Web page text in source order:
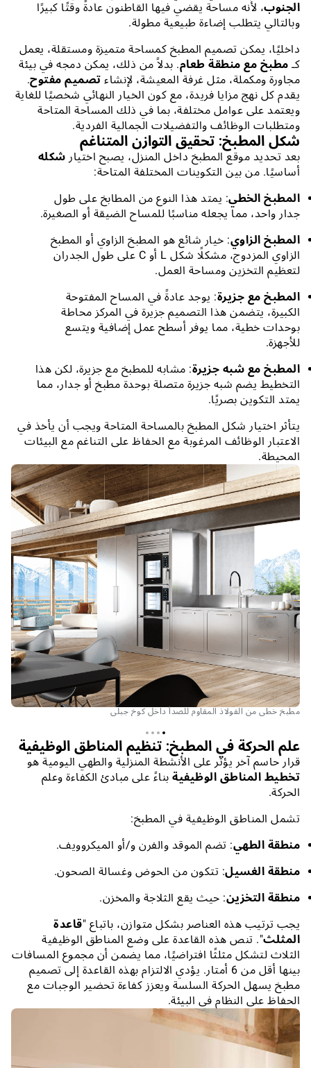
الجنوب، لأنه مساحة يقضي فيها القاطنون عادةً وقتًا كبيرًا
وبالتالي يتطلب إضاءة طبيعية مطولة.
داخليًا، يمكن تصميم المطبخ كمساحة متميزة ومستقلة، يعمل
كـ مطبخ مع منطقة طعام. بدلاً من ذلك، يمكن دمجه في بيئة
مجاورة ومكملة، مثل غرفة المعيشة، لإنشاء تصميم مفتوح.
يقدم كل نهج مزايا فريدة، مع كون الخيار النهائي شخصيًا للغاية
ويعتمد على عوامل مختلفة، بما في ذلك المساحة المتاحة
ومتطلبات الوظائف والتفضيلات الجمالية الفردية.
شكل المطبخ: تحقيق التوازن المتناغم
بعد تحديد موقع المطبخ داخل المنزل، يصبح اختيار شكله
أساسيًا. من بين التكوينات المختلفة المتاحة:
المطبخ الخطي: يمتد هذا النوع من المطابخ على طول
جدار واحد، مما يجعله مناسبًا للمساح الضيقة أو الصغيرة.
المطبخ الزاوي: خيار شائع هو المطبخ الزاوي أو المطبخ
الزاوي المزدوج، مشكلًا شكل L أو C على طول الجدران
لتعظيم التخزين ومساحة العمل.
المطبخ مع جزيرة: يوجد عادةً في المساح المفتوحة
الكبيرة، يتضمن هذا التصميم جزيرة في المركز محاطة
بوحدات خطية، مما يوفر أسطح عمل إضافية ويتسع
للأجهزة.
المطبخ مع شبه جزيرة: مشابه للمطبخ مع جزيرة، لكن هذا
التخطيط يضم شبه جزيرة متصلة بوحدة مطبخ أو جدار، مما
يمتد التكوين بصريًا.
يتأثر اختيار شكل المطبخ بالمساحة المتاحة ويجب أن يأخذ في
الاعتبار الوظائف المرغوبة مع الحفاظ على التناغم مع البيئات
المحيطة.
مطبخ خطي من الفولاذ المقاوم للصدأ داخل كوخ جبلي
علم الحركة في المطبخ: تنظيم المناطق الوظيفية
قرار حاسم آخر يؤثر على الأنشطة المنزلية والطهي اليومية هو
تخطيط المناطق الوظيفية بناءً على مبادئ الكفاءة وعلم
الحركة.
تشمل المناطق الوظيفية في المطبخ:
منطقة الطهي: تضم الموقد والفرن و/أو الميكروويف.
منطقة الغسيل: تتكون من الحوض وغسالة الصحون.
منطقة التخزين: حيث يقع الثلاجة والمخزن.
يجب ترتيب هذه العناصر بشكل متوازن، باتباع "قاعدة
المثلث". تنص هذه القاعدة على وضع المناطق الوظيفية
الثلاث لتشكل مثلثًا افتراضيًا، مما يضمن أن مجموع المسافات
بينها أقل من 6 أمتار. يؤدي الالتزام بهذه القاعدة إلى تصميم
مطبخ يسهل الحركة السلسة ويعزز كفاءة تحضير الوجبات مع
الحفاظ على النظام في البيئة.